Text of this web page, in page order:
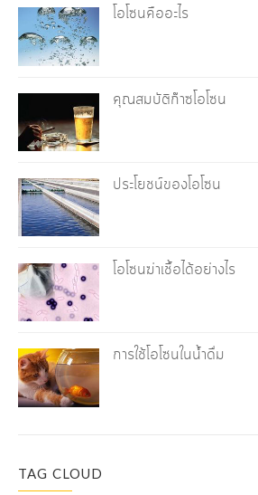
โอโซนคืออะไร
คุณสมบัติก๊าซโอโซน
ประโยชน์ของโอโซน
โอโซนฆ่าเชื้อได้อย่างไร
การใช้โอโซนในน้ำดื่ม
TAG CLOUD